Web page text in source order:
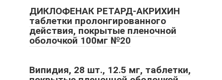
ДИКЛОФЕНАК РЕТАРД-АКРИХИН
таблетки пролонгированного
действия, покрытые пленочной
оболочкой 100мг №20
Випидия, 28 шт., 12.5 мг, таблетки,